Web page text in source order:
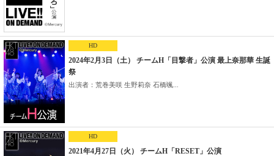
HD
2024年2月3日（土） チームH「目撃者」公演 最上奈那華 生誕
祭
出演者：荒巻美咲 生野莉奈 石橋颯...
HD
2021年4月27日（火） チームH「RESET」公演